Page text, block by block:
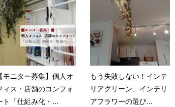
【モニター募集】個人オ
ィス・店舗のコンフォ
ト「仕組み化・...
もう失敗しない！インテ
リアグリーン、インテリ
アフラワーの選び...